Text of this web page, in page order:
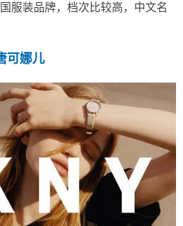
服装品牌，档次比较高，中文名
可娜儿